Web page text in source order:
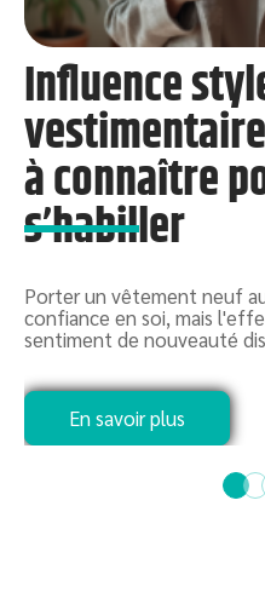
Influence
à connaître
s’habiller
Porter un vêtement neuf
confiance en soi, mais
sentiment de nouveauté
En savoir plus